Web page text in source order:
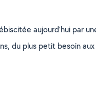
aujourd’hui par
du plus petit besoin